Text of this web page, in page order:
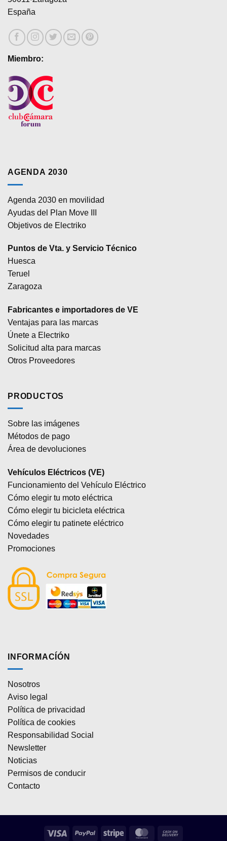
España
Miembro:
AGENDA 2030
Agenda 2030 en movilidad
Ayudas del Plan Move III
Objetivos de Electriko
Puntos de Vta. y Servicio Técnico
Huesca
Teruel
Zaragoza
Fabricantes e importadores de VE
Ventajas para las marcas
Únete a Electriko
Solicitud alta para marcas
Otros Proveedores
PRODUCTOS
Sobre las imágenes
Métodos de pago
Área de devoluciones
Vehículos Eléctricos (VE)
Funcionamiento del Vehículo Eléctrico
Cómo elegir tu moto eléctrica
Cómo elegir tu bicicleta eléctrica
Cómo elegir tu patinete eléctrico
Novedades
Promociones
INFORMACÍÓN
Nosotros
Aviso legal
Política de privacidad
Política de cookies
Responsabilidad Social
Newsletter
Noticias
Permisos de conducir
Contacto
Visa PayPal Stripe MasterCard